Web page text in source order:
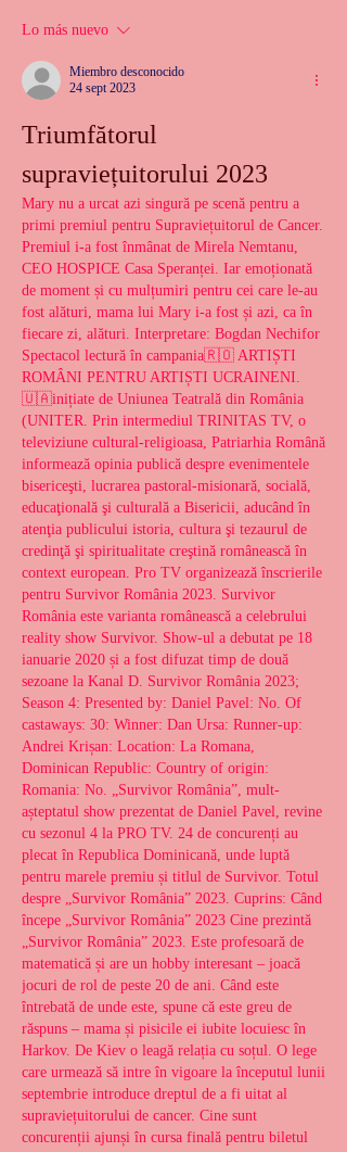
Lo más nuevo
Miembro desconocido
24 sept 2023
Triumfătorul
supraviețuitorului 2023
Mary nu a urcat azi singură pe scenă pentru a
primi premiul pentru Supraviețuitorul de Cancer.
Premiul i-a fost înmânat de Mirela Nemtanu,
CEO HOSPICE Casa Speranței. Iar emoționată
de moment și cu mulțumiri pentru cei care le-au
fost alături, mama lui Mary i-a fost și azi, ca în
fiecare zi, alături. Interpretare: Bogdan Nechifor
Spectacol lectură în campania🇷🇴 ARTIȘTI
ROMÂNI PENTRU ARTIȘTI UCRAINENI.
🇺🇦inițiate de Uniunea Teatrală din România
(UNITER. Prin intermediul TRINITAS TV, o
televiziune cultural-religioasa, Patriarhia Română
informează opinia publică despre evenimentele
bisericeşti, lucrarea pastoral-misionară, socială,
educaţională şi culturală a Bisericii, aducând în
atenţia publicului istoria, cultura şi tezaurul de
credinţă şi spiritualitate creştină românească în
context european. Pro TV organizează înscrierile
pentru Survivor România 2023. Survivor
România este varianta românească a celebrului
reality show Survivor. Show-ul a debutat pe 18
ianuarie 2020 și a fost difuzat timp de două
sezoane la Kanal D. Survivor România 2023;
Season 4: Presented by: Daniel Pavel: No. Of
castaways: 30: Winner: Dan Ursa: Runner-up:
Andrei Krișan: Location: La Romana,
Dominican Republic: Country of origin:
Romania: No. „Survivor România”, mult-
așteptatul show prezentat de Daniel Pavel, revine
cu sezonul 4 la PRO TV. 24 de concurenți au
plecat în Republica Dominicană, unde luptă
pentru marele premiu și titlul de Survivor. Totul
despre „Survivor România” 2023. Cuprins: Când
începe „Survivor România” 2023 Cine prezintă
„Survivor România” 2023. Este profesoară de
matematică și are un hobby interesant – joacă
jocuri de rol de peste 20 de ani. Când este
întrebată de unde este, spune că este greu de
răspuns – mama și pisicile ei iubite locuiesc în
Harkov. De Kiev o leagă relația cu soțul. O lege
care urmează să intre în vigoare la începutul lunii
septembrie introduce dreptul de a fi uitat al
supraviețuitorului de cancer. Cine sunt
concurenții ajunși în cursa finală pentru biletul